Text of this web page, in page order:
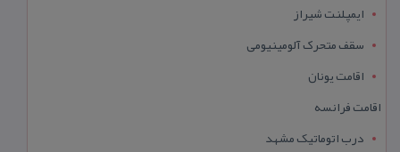
ایمپلنت شیراز
سقف متحرک آلومینیومی
اقامت یونان
اقامت فرانسه
درب اتوماتیک مشهد